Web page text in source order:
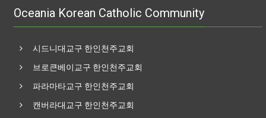
Oceania Korean Catholic Community
시드니대교구 한인천주교회
브로큰베이교구 한인천주교회
파라마타교구 한인천주교회
캔버라대교구 한인천주교회